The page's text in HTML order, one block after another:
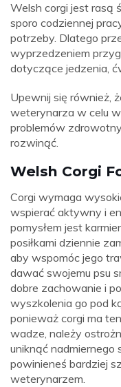
Welsh corgi jest rasą
sporo codziennej
potrzeby. Dlatego
wyprzedzeniem
dotyczące jedzenia,
Upewnij się również,
weterynarza w celu
problemów
rozwinąć.
Welsh Corgi
Corgi wymaga
wspierać aktywny i
pomysłem jest
posiłkami dziennie
aby wspomóc jego
dawać swojemu psu
dobre zachowanie i
wyszkolenia go pod
ponieważ corgi ma
wadze, należy
uniknąć nadmiernego
powinieneś bardziej
weterynarzem.